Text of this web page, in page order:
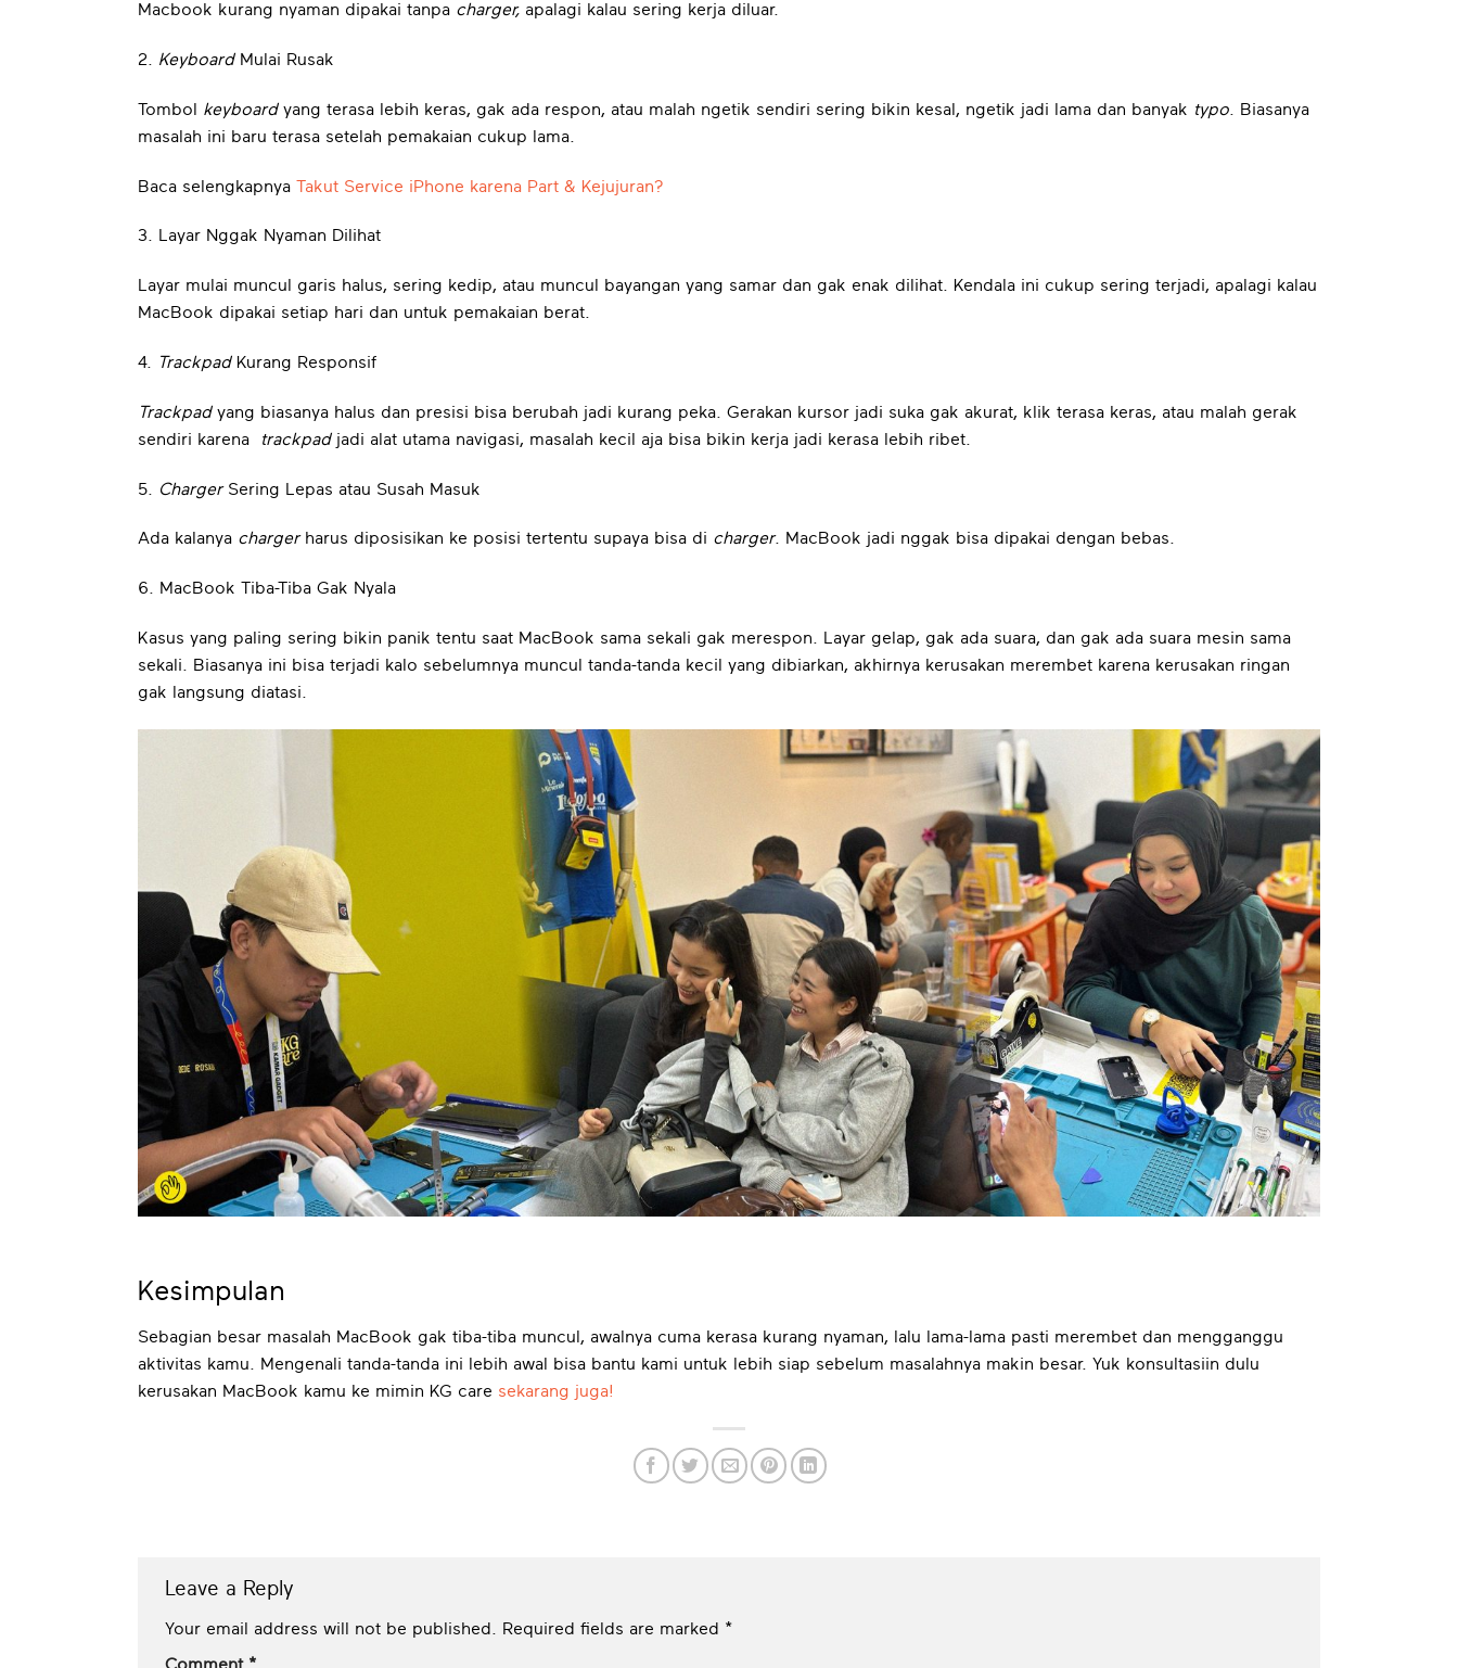
Macbook kurang nyaman dipakai tanpa charger, apalagi kalau sering kerja diluar.
2. Keyboard Mulai Rusak
Tombol keyboardyang terasa lebih keras, gak ada respon, atau malah ngetik sendiri sering bikin kesal, ngetik jadi lama dan banyak typo . Biasanya
masalah ini baru terasa setelah pemakaian cukup lama.
Baca selengkapnya Takut Service iPhone karena Part & Kejujuran?
3. Layar Nggak Nyaman Dilihat
Layar mulai muncul garis halus, sering kedip, atau muncul bayangan yang samar dan gak enak dilihat. Kendala ini cukup sering terjadi, apalagi kalau
MacBook dipakai setiap hari dan untuk pemakaian berat.
4. TrackpadKurang Responsif
Trackpadyang biasanya halus dan presisi bisa berubah jadi kurang peka. Gerakan kursor jadi suka gak akurat, klik terasa keras, atau malah gerak
sendiri karena
trackpadjadi alat utama navigasi, masalah kecil aja bisa bikin kerja jadi kerasa lebih ribet.
5. Charger Sering Lepas atau Susah Masuk
Ada kalanya chargerharus diposisikan ke posisi tertentu supaya bisa di charger. MacBook jadi nggak bisa dipakai dengan bebas.
6. MacBook Tiba-Tiba Gak Nyala
Kasus yang paling sering bikin panik tentu saat MacBook sama sekali gak merespon. Layar gelap, gak ada suara, dan gak ada suara mesin sama
sekali. Biasanya ini bisa terjadi kalo sebelumnya muncul tanda-tanda kecil yang dibiarkan, akhirnya kerusakan merembet karena kerusakan ringan
gak langsung diatasi.
Kesimpulan
Sebagian besar masalah MacBook gak tiba-tiba muncul, awalnya cuma kerasa kurang nyaman, lalu lama-lama pasti merembet dan mengganggu
aktivitas kamu. Mengenali tanda-tanda ini lebih awal bisa bantu kami untuk lebih siap sebelum masalahnya makin besar. Yuk konsultasiin dulu
kerusakan MacBook kamu ke mimin KG care sekarang juga!
Leave a Reply
Your email address will not be published. Required fields are marked *